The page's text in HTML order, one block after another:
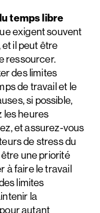
temps libre
exigent souvent
il peut être
ressourcer.
des limites
de travail et le
si possible,
les heures
et assurez-vous
de stress du
une priorité
à faire le travail
limites
la
autant